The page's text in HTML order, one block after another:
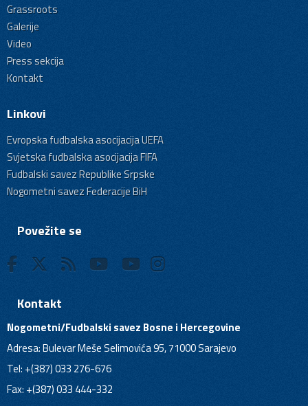
Grassroots
Galerije
Video
Press sekcija
Kontakt
Linkovi
Evropska fudbalska asocijacija UEFA
Svjetska fudbalska asocijacija FIFA
Fudbalski savez Republike Srpske
Nogometni savez Federacije BiH
Povežite se
Kontakt
Nogometni/Fudbalski savez Bosne i Hercegovine
Adresa: Bulevar Meše Selimovića 95, 71000 Sarajevo
Tel: +(387) 033 276-676
Fax: +(387) 033 444-332